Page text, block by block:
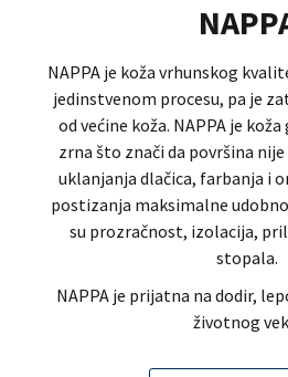
NAPPA je koža vrhunskog
jedinstvenom procesu, pa je
od većine koža. NAPPA je
zrna što znači da površina
uklanjanja dlačica, farbanja i
postizanja maksimalne
su prozračnost, izolacija,
stopala.
NAPPA je prijatna na dodir,
životnog